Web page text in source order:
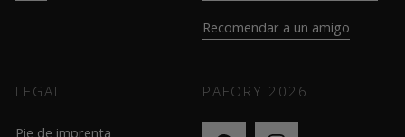
Recomendar a un amigo
LEGAL
Pie de imprenta
PAFORY 2026